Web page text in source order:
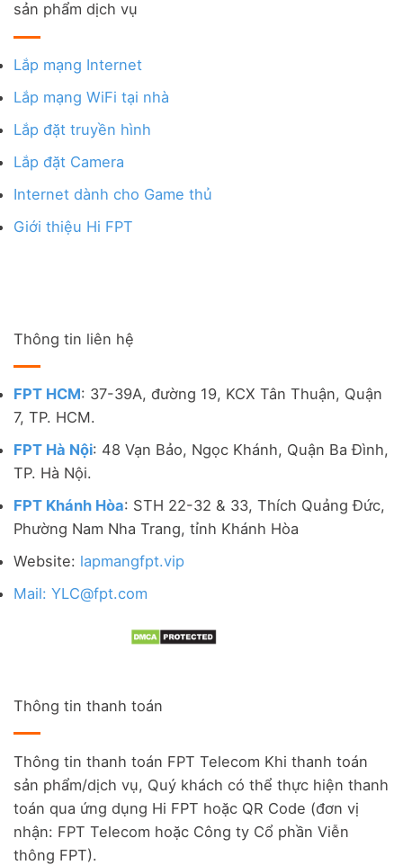
sản phẩm dịch vụ
Lắp mạng Internet
Lắp mạng WiFi tại nhà
Lắp đặt truyền hình
Lắp đặt Camera
Internet dành cho Game thủ
Giới thiệu Hi FPT
Thông tin liên hệ
FPT HCM: 37-39A, đường 19, KCX Tân Thuận, Quận
7, TP. HCM.
FPT Hà Nội: 48 Vạn Bảo, Ngọc Khánh, Quận Ba Đình,
TP. Hà Nội.
FPT Khánh Hòa: STH 22-32 & 33, Thích Quảng Đức,
Phường Nam Nha Trang, tỉnh Khánh Hòa
Website: lapmangfpt.vip
Mail: YLC@fpt.com
Thông tin thanh toán
Thông tin thanh toán FPT Telecom Khi thanh toán
sản phẩm/dịch vụ, Quý khách có thể thực hiện thanh
toán qua ứng dụng Hi FPT hoặc QR Code (đơn vị
nhận: FPT Telecom hoặc Công ty Cổ phần Viễn
thông FPT).